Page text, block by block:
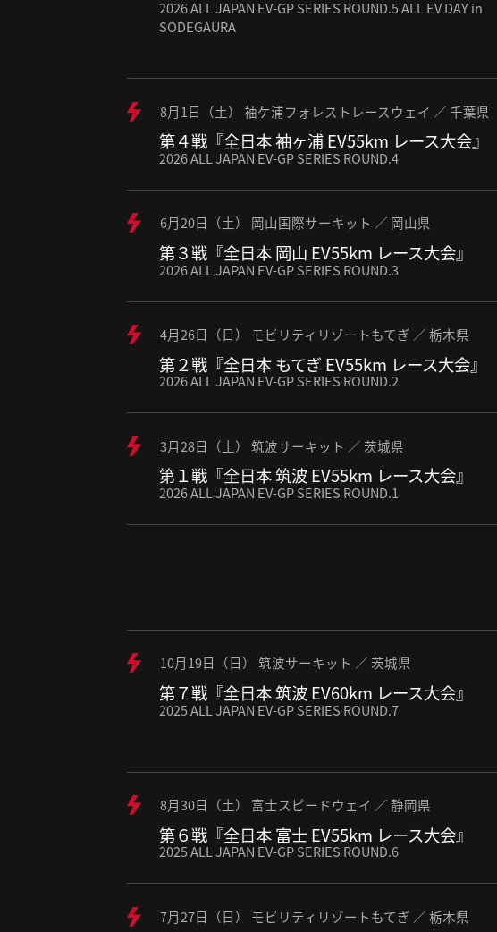
2026 ALL JAPAN EV-GP SERIES ROUND.5 ALL EV DAY in
SODEGAURA
8月1日（土） 袖ケ浦フォレストレースウェイ ／ 千葉県
第４戦『全日本 袖ヶ浦 EV55km レース大会』
2026 ALL JAPAN EV-GP SERIES ROUND.4
6月20日（土） 岡山国際サーキット ／ 岡山県
第３戦『全日本 岡山 EV55km レース大会』
2026 ALL JAPAN EV-GP SERIES ROUND.3
4月26日（日） モビリティリゾートもてぎ ／ 栃木県
第２戦『全日本 もてぎ EV55km レース大会』
2026 ALL JAPAN EV-GP SERIES ROUND.2
3月28日（土） 筑波サーキット ／ 茨城県
第１戦『全日本 筑波 EV55km レース大会』
2026 ALL JAPAN EV-GP SERIES ROUND.1
10月19日（日） 筑波サーキット ／ 茨城県
第７戦『全日本 筑波 EV60km レース大会』
2025 ALL JAPAN EV-GP SERIES ROUND.7
8月30日（土） 富士スピードウェイ ／ 静岡県
第６戦『全日本 富士 EV55km レース大会』
2025 ALL JAPAN EV-GP SERIES ROUND.6
7月27日（日） モビリティリゾートもてぎ ／ 栃木県